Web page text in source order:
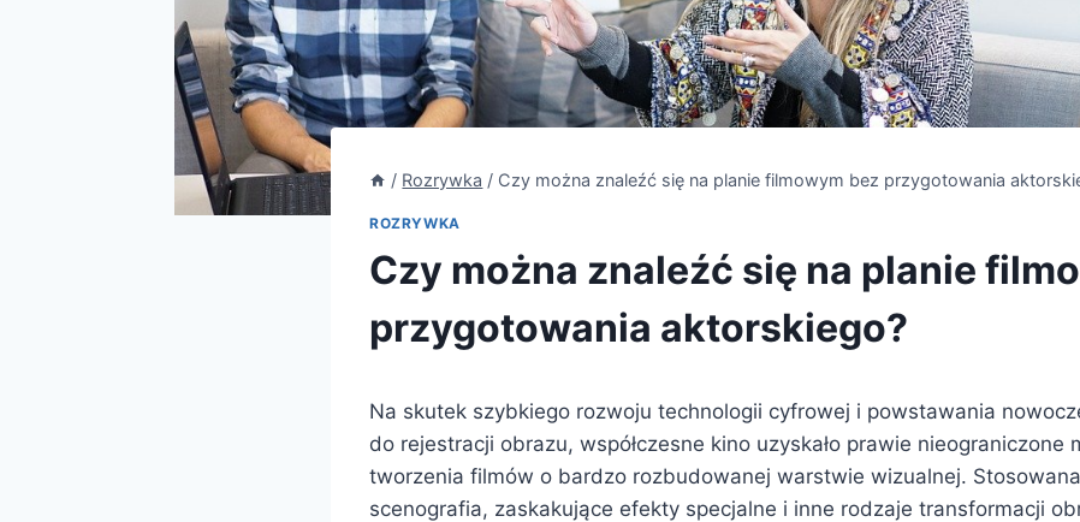
/ Rozrywka / Czy można znaleźć się na planie filmowym bez przygotowania
ROZRYWKA
Czy można znaleźć się na planie
przygotowania aktorskiego?
Na skutek szybkiego rozwoju technologii cyfrowej i powstawania
do rejestracji obrazu, współczesne kino uzyskało prawie nieograniczone
tworzenia filmów o bardzo rozbudowanej warstwie wizualnej.
scenografia, zaskakujące efekty specjalne i inne rodzaje transformacji